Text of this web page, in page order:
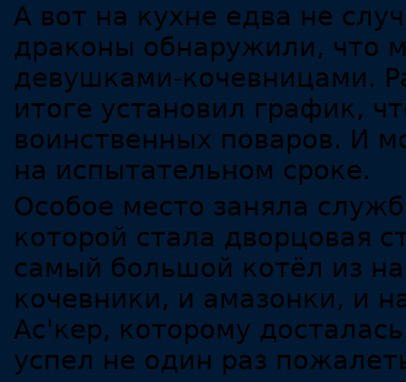
А вот на кухне едва не
драконы обнаружили, что
девушками-кочевницами.
итоге установил график,
воинственных поваров. И
на испытательном сроке.
Особое место заняла
которой стала дворцовая
самый большой котёл из
кочевники, и амазонки, и
Ас'кер, которому
успел не один раз